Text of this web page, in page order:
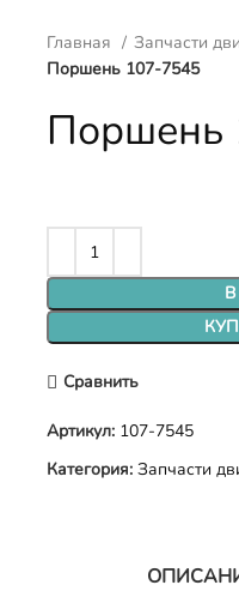
Главная
Запчасти
Поршень 107-7545
Поршень
Сравнить
Артикул: 107-7545
Категория: Запчасти